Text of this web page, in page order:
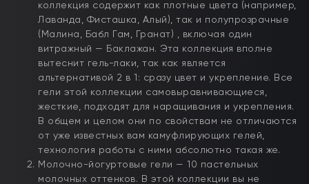
коллекция содержит как плотные цвета (например,
Лаванда, Фисташка, Алый), так и полупрозрачные
(Малина, Бабл Гам, Гранат) , включая один
витражный — Баклажан. Эта коллекция вполне
вытеснит гель-лаки, так как является
альтернативой 2 в 1: сразу цвет и укрепление. Все
гели этой коллекции самовыравнивающиеся,
жесткие, подходят для наращивания и укрепления.
В общем и целом они по свойствам не отличаются
от уже известных вам камуфлирующих гелей,
технология работы с ними абсолютно такая же.
Молочно-йогуртовые гели — 10 пастельных
молочных оттенков. В этой коллекции вы не